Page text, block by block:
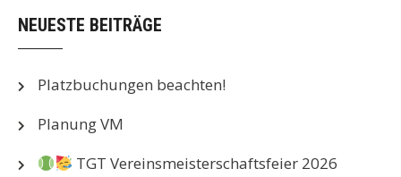
NEUESTE BEITRÄGE
Platzbuchungen beachten!
Planung VM
TGT Vereinsmeisterschaftsfeier 2026